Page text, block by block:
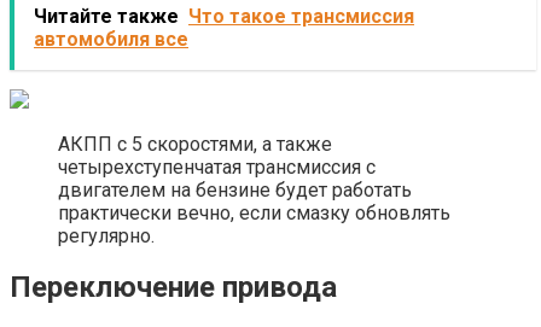
Читайте также Что такое трансмиссия
автомобиля все
АКПП с 5 скоростями, а также
четырехступенчатая трансмиссия с
двигателем на бензине будет работать
практически вечно, если смазку обновлять
регулярно.
Переключение привода